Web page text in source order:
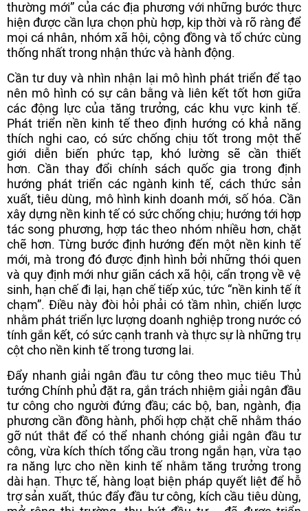
thường mới” của các địa phương với những bước thực
hiện được cần lựa chọn phù hợp, kịp thời và rõ ràng để
mọi cá nhân, nhóm xã hội, cộng đồng và tổ chức cùng
thống nhất trong nhận thức và hành động.
Cần tư duy và nhìn nhận lại mô hình phát triển để tạo
nên mô hình có sự cân bằng và liên kết tốt hơn giữa
các động lực của tăng trưởng, các khu vực kinh tế.
Phát triển nền kinh tế theo định hướng có khả năng
thích nghi cao, có sức chống chịu tốt trong một thế
giới diễn biến phức tạp, khó lường sẽ cần thiết
hơn. Cần thay đổi chính sách quốc gia trong định
hướng phát triển các ngành kinh tế, cách thức sản
xuất, tiêu dùng, mô hình kinh doanh mới, số hóa. Cần
xây dựng nền kinh tế có sức chống chịu; hướng tới hợp
tác song phương, hợp tác theo nhóm nhiều hơn, chặt
chẽ hơn. Từng bước định hướng đến một nền kinh tế
mới, mà trong đó được định hình bởi những thói quen
và quy định mới như giãn cách xã hội, cẩn trọng về vệ
sinh, hạn chế đi lại, hạn chế tiếp xúc, tức “nền kinh tế ít
chạm”. Điều này đòi hỏi phải có tầm nhìn, chiến lược
nhằm phát triển lực lượng doanh nghiệp trong nước có
tính gắn kết, có sức cạnh tranh và thực sự là những trụ
cột cho nền kinh tế trong tương lai.
Đẩy nhanh giải ngân đầu tư công theo mục tiêu Thủ
tướng Chính phủ đặt ra, gắn trách nhiệm giải ngân đầu
tư công cho người đứng đầu; các bộ, ban, ngành, địa
phương cần đồng hành, phối hợp chặt chẽ nhằm tháo
gỡ nút thắt để có thể nhanh chóng giải ngân đầu tư
công, vừa kích thích tổng cầu trong ngắn hạn, vừa tạo
ra năng lực cho nền kinh tế nhằm tăng trưởng trong
dài hạn. Thực tế, hàng loạt biện pháp quyết liệt để hỗ
trợ sản xuất, thúc đẩy đầu tư công, kích cầu tiêu dùng,